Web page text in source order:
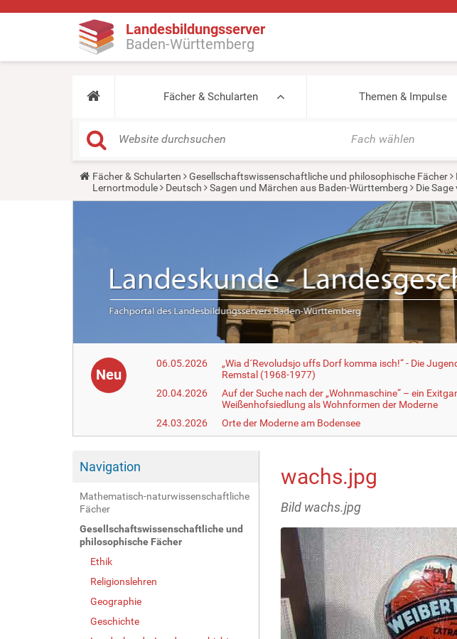
Landesbildungsserver
Baden-Württemberg
Fächer & Schularten Themen & Impulse
Fach wählen
Y
u
Fächer & Schularten Gesellschaftswissenschaftliche und philosophische Fächer
Lernortmodule
Deutsch Sagen und Märchen aus Baden-Württemberg Die
Neu
06.05.2026
„Wia d´Revoludsjo uffs Dorf komma isch!“ - Die
Remstal (1968-1977)
20.04.2026
Auf der Suche nach der „Wohnmaschine“ – ein
Weißenhofsiedlung als Wohnformen der Moderne
24.03.2026
Orte der Moderne am Bodensee
Navigation
Mathematisch-naturwissenschaftliche
Fächer
Gesellschaftswissenschaftliche und
philosophische Fächer
Ethik
Religionslehren
Geographie
Geschichte
wachs.jpg
Bild wachs.jpg